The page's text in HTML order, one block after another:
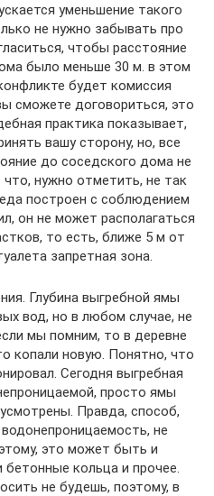
уменьшение такого
не нужно забывать про
чтобы расстояние
было меньше 30 м. в этом
будет комиссия
сможете договориться, это
практика показывает,
вашу сторону, но, все
до соседского дома не
нужно отметить, не так
построен с соблюдением
он не может располагаться
то есть, ближе 5 м от
запретная зона.
Глубина выгребной ямы
вод, но в любом случае, не
мы помним, то в деревне
копали новую. Понятно, что
Сегодня выгребная
просто ямы
Правда, способ,
не
это может быть и
бетонные кольца и прочее.
не будешь, поэтому, в